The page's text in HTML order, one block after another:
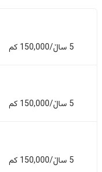
5 ساڵ/150,000 کم
5 ساڵ/150,000 کم
5 ساڵ/150,000 کم